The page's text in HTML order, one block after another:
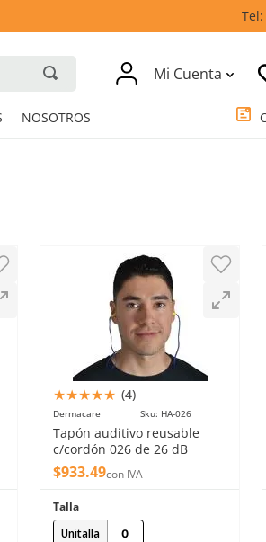
Mi Cuenta
★★★★★ (4)
Dermacare Sku: HA-026
Tapón auditivo reusable
c/cordón 026 de 26 dB
Dermacare(100 pares)
$933.49con IVA
Talla
Unitalla